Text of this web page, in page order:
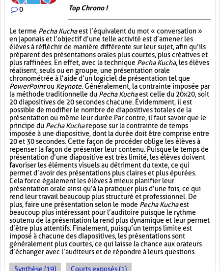
0 Top Chrono !
Le terme Pecha Kuchaest l’équivalent du mot « conversation »
en japonais et l’objectif d’une telle activité est d’amener les
élèves à réfléchir de manière différente sur leur sujet, afin qu’ils
préparent des présentations orales plus courtes, plus créatives et
plus raffinées. En effet, avec la technique Pecha Kucha, les élèves
réalisent, seuls ou en groupe, une présentation orale
chronométrée à l’aide d’un logiciel de présentation tel que
PowerPointou Keynote. Généralement, la contrainte imposée par
la méthode traditionnelle du Pecha Kuchaest celle du 20x20, soit
20 diapositives de 20 secondes chacune. Évidemment, il est
possible de modifier le nombre de diapositives totales de la
présentation ou même leur durée. Par contre, il faut savoir que le
principe du Pecha Kucharepose sur la contrainte de temps
imposée à une diapositive, dont la durée doit être comprise entre
20 et 30 secondes. Cette façon de procéder oblige les élèves à
repenser la façon de présenter leur contenu. Puisque le temps de
présentation d’une diapositive est très limité, les élèves doivent
favoriser les éléments visuels au détriment du texte, ce qui
permet d’avoir des présentations plus claires et plus épurées.
Cela force également les élèves à mieux planifier leur
présentation orale ainsi qu’à la pratiquer plus d’une fois, ce qui
rend leur travail beaucoup plus structuré et professionnel. De
plus, faire une présentation selon le mode Pecha Kuchaest
beaucoup plus intéressant pour l’auditoire puisque le rythme
soutenu de la présentation la rend plus dynamique et leur permet
d’être plus attentifs. Finalement, puisqu’un temps limite est
imposé à chacune des diapositives, les présentations sont
généralement plus courtes, ce qui laisse la chance aux orateurs
d’échanger avec l’auditeurs et de répondre à leurs questions.
Synthèse (19) Courts exposés (1)